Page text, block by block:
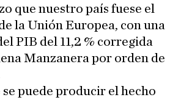
que nuestro país fuese el
la Unión Europea, con una
PIB del 11,2 % corregida
Manzanera por orden de
se puede producir el hecho